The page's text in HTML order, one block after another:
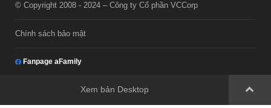
© Copyright 2008 - 2024 – Công ty Cổ phần VCCorp
Chính sách bảo mật
Fanpage aFamily
Xem bản Desktop